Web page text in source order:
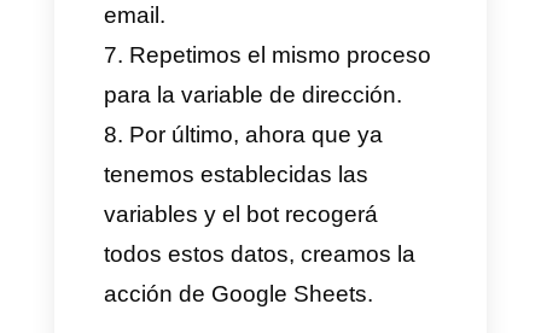
una respuesta para que el
chatbot espere que el usuario
escriba su nombre.
Luego vamos a crear una
lógica de variable para recoger